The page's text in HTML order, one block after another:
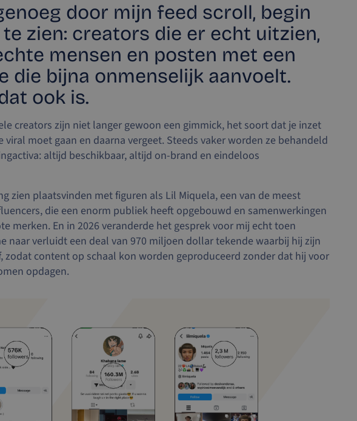
door mijn feed scroll, begin
zien: creators die er echt uitzien,
mensen en posten met een
die bijna onmenselijk aanvoelt.
ook is.
creators zijn niet langer gewoon een gimmick, het soort dat je inzet
viral moet gaan en daarna vergeet. Steeds vaker worden ze behandeld
altijd beschikbaar, altijd on-brand en eindeloos
zien plaatsvinden met figuren als Lil Miquela, een van de meest
die een enorm publiek heeft opgebouwd en samenwerkingen
merken. En in 2026 veranderde het gesprek voor mij echt toen
naar verluidt een deal van 970 miljoen dollar tekende waarbij hij zijn
zodat content op schaal kon worden geproduceerd zonder dat hij voor
opdagen.